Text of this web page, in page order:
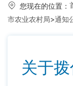
您现在的位置：
市农业农村局>通知
关于